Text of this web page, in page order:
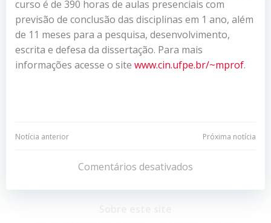
curso é de 390 horas de aulas presenciais com
previsão de conclusão das disciplinas em 1 ano, além
de 11 meses para a pesquisa, desenvolvimento,
escrita e defesa da dissertação. Para mais
informações acesse o site www.cin.ufpe.br/~mprof.
Navegação
Post
Notícia anterior
Navegação
de
Post
Próxima notícia
Comentários desativados